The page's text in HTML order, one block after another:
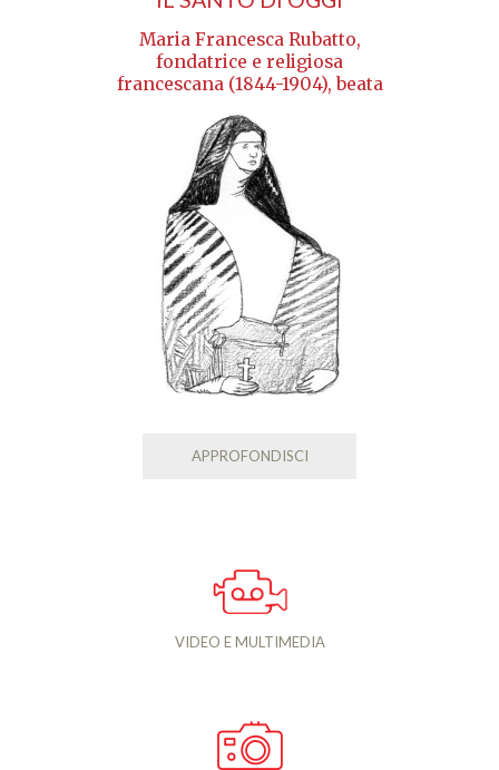
Maria Francesca Rubatto,
fondatrice e religiosa
francescana (1844-1904), beata
APPROFONDISCI
VIDEO E MULTIMEDIA